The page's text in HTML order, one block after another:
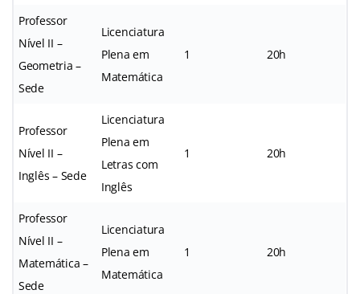
Professor
Nível II –
Geometria –
Sede
Licenciatura
Plena em
Matemática
1 20h
Professor
Nível II –
Inglês – Sede
Licenciatura
Plena em
Letras com
Inglês
1 20h
Professor
Nível II –
Matemática –
Sede
Licenciatura
Plena em
Matemática
1 20h